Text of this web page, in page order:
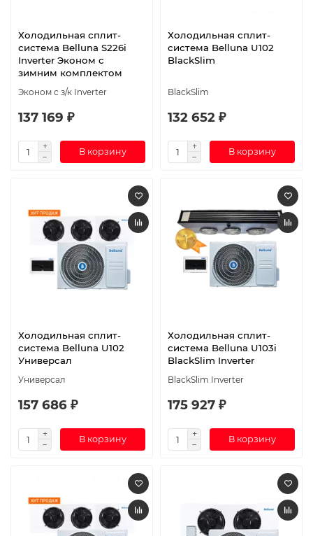
Холодильная сплит-
система Belluna S226i
Inverter Эконом с
зимним комплектом
Эконом с з/к Inverter
137 169 ₽
В корзину
Холодильная сплит-
система Belluna U102
BlackSlim
BlackSlim
132 652 ₽
В корзину
Холодильная сплит-
система Belluna U102
Универсал
Универсал
157 686 ₽
В корзину
Холодильная сплит-
система Belluna U103i
BlackSlim Inverter
BlackSlim Inverter
175 927 ₽
В корзину